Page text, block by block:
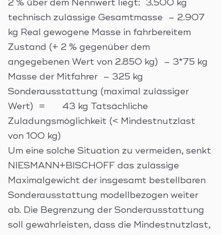
2 % über dem Nennwert liegt: 3.500 kg
technisch zulässige Gesamtmasse – 2.907
kg Real gewogene Masse in fahrbereitem
Zustand (+ 2 % gegenüber dem
angegebenen Wert von 2.850 kg) – 3*75 kg
Masse der Mitfahrer – 325 kg
Sonderausstattung (maximal zulässiger
Wert) = 43 kg Tatsächliche
Zuladungsmöglichkeit (< Mindestnutzlast
von 100 kg)
Um eine solche Situation zu vermeiden, senkt
NIESMANN+BISCHOFF das zulässige
Maximalgewicht der insgesamt bestellbaren
Sonderausstattung modellbezogen weiter
ab. Die Begrenzung der Sonderausstattung
soll gewährleisten, dass die Mindestnutzlast,